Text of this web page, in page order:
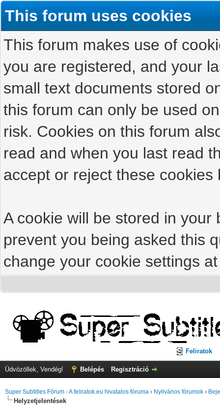
This forum uses cookies
This forum makes use of
you are registered, and your
small text documents stored
this forum can only be used
risk. Cookies on this forum
read and when you last read
accept or reject these cookies
A cookie will be stored in
prevent you being asked this
change your cookie settings
Feliratok
Üdvözöllek, Vendég! Belépés Regisztráció
Super Subtitles Fórum - A feliratok.eu hivatalos fóruma › Nyilvános fórumok ›
Helyzetjelentések